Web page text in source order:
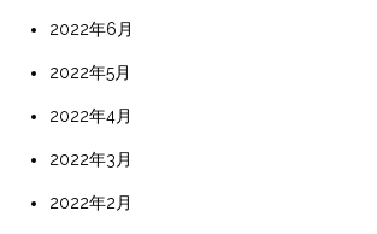
2022年6月
2022年5月
2022年4月
2022年3月
2022年2月